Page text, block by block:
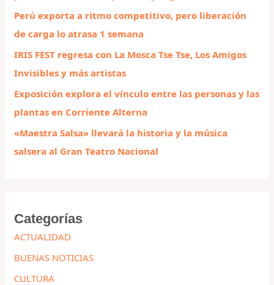
o
r
:
Perú exporta a ritmo competitivo, pero liberación
de carga lo atrasa 1 semana
IRIS FEST regresa con La Mosca Tse Tse, Los Amigos
Invisibles y más artistas
Exposición explora el vínculo entre las personas y las
plantas en Corriente Alterna
«Maestra Salsa» llevará la historia y la música
salsera al Gran Teatro Nacional
Categorías
ACTUALIDAD
BUENAS NOTICIAS
CULTURA